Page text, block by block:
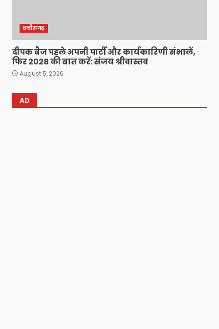
छत्तीसगढ़
दीपक बैज पहले अपनी पार्टी और कार्यकारिणी संभालें,
फिर 2028 की बात करें: संजय श्रीवास्तव
August 5, 2026
AD